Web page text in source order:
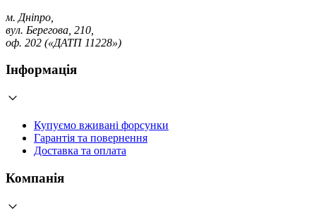
м. Дніпро,
вул. Берегова, 210,
оф. 202 («ДАТП 11228»)
Інформація
Купуємо вживані форсунки
Гарантія та повернення
Доставка та оплата
Компанія